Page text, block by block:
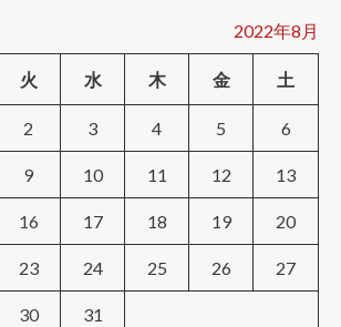
2022年8月
火 水 木 金 土
2 3 4 5 6
9 10 11 12 13
16 17 18 19 20
23 24 25 26 27
30 31